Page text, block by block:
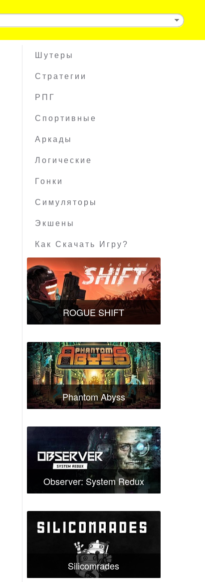
Шутеры
Стратегии
РПГ
Спортивные
Аркады
Логические
Гонки
Симуляторы
Экшены
Как Скачать Игру?
ROGUE SHIFT
Phantom Abyss
Observer: System Redux
Silicomrades